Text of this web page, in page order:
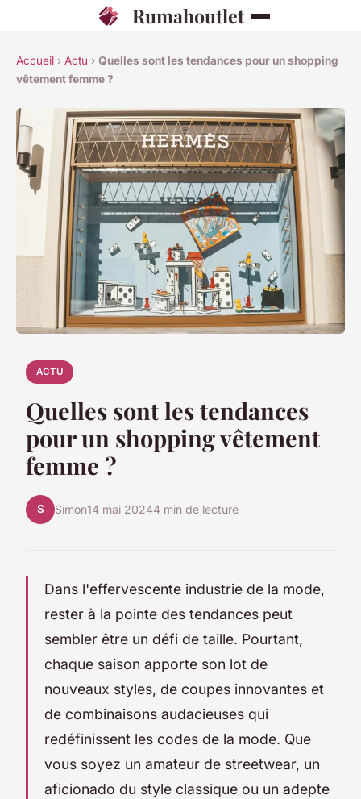
Rumahoutlet
Accueil › Actu › Quelles sont les tendances pour un shopping
vêtement femme ?
ACTU
Quelles sont les tendances
pour un shopping vêtement
femme ?
S Simon14 mai 20244 min de lecture
Dans l'effervescente industrie de la mode,
rester à la pointe des tendances peut
sembler être un défi de taille. Pourtant,
chaque saison apporte son lot de
nouveaux styles, de coupes innovantes et
de combinaisons audacieuses qui
redéfinissent les codes de la mode. Que
vous soyez un amateur de streetwear, un
aficionado du style classique ou un adepte